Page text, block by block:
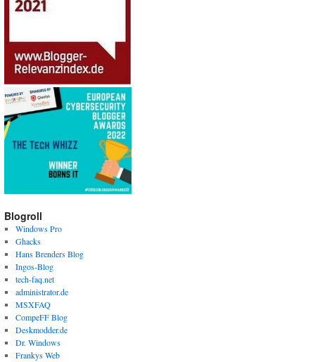
Blogroll
Windows Pro
Ghacks
Hans Brenders Blog
Ingos-Blog
tech-faq.net
administrator.de
MSXFAQ
CompeFF Blog
Deskmodder.de
Dr. Windows
Frankys Web